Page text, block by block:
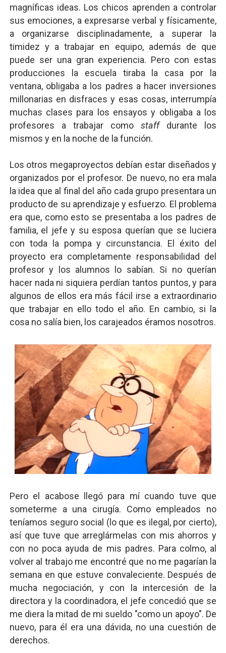
magníficas ideas. Los chicos aprenden a controlar
sus emociones, a expresarse verbal y físicamente,
a organizarse disciplinadamente, a superar la
timidez y a trabajar en equipo, además de que
puede ser una gran experiencia. Pero con estas
producciones la escuela tiraba la casa por la
ventana, obligaba a los padres a hacer inversiones
millonarias en disfraces y esas cosas, interrumpía
muchas clases para los ensayos y obligaba a los
profesores a trabajar comostaffdurante los
mismos y en la noche de la función.
Los otros megaproyectos debían estar diseñados y
organizados por el profesor. De nuevo, no era mala
la idea que al final del año cada grupo presentara un
producto de su aprendizaje y esfuerzo. El problema
era que, como esto se presentaba a los padres de
familia, el jefe y su esposa querían que se luciera
con toda la pompa y circunstancia. El éxito del
proyecto era completamente responsabilidad del
profesor y los alumnos lo sabían. Si no querían
hacer nada ni siquiera perdían tantos puntos, y para
algunos de ellos era más fácil irse a extraordinario
que trabajar en ello todo el año. En cambio, si la
cosa no salía bien, los carajeados éramos nosotros.
Pero el acabose llegó para mí cuando tuve que
someterme a una cirugía. Como empleados no
teníamos seguro social (lo que es ilegal, por cierto),
así que tuve que arreglármelas con mis ahorros y
con no poca ayuda de mis padres. Para colmo, al
volver al trabajo me encontré que no me pagarían la
semana en que estuve convaleciente. Después de
mucha negociación, y con la intercesión de la
directora y la coordinadora, el jefe concedió que se
me diera la mitad de mi sueldo "como un apoyo". De
nuevo, para él era una dávida, no una cuestión de
derechos.